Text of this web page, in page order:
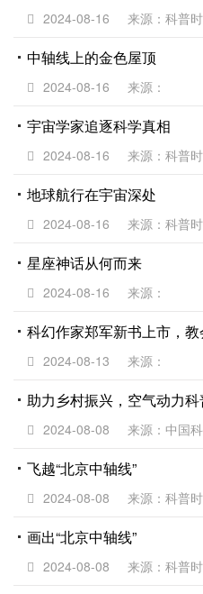
2024-08-16 来源：科普
中轴线上的金色屋顶
2024-08-16 来源：
宇宙学家追逐科学真相
2024-08-16 来源：科普
地球航行在宇宙深处
2024-08-16 来源：科普
星座神话从何而来
2024-08-16 来源：
科幻作家郑军新书上市，
2024-08-13 来源：
助力乡村振兴，空气动力
2024-08-08 来源：中国
飞越“北京中轴线”
2024-08-08 来源：科普
画出“北京中轴线”
2024-08-08 来源：科普